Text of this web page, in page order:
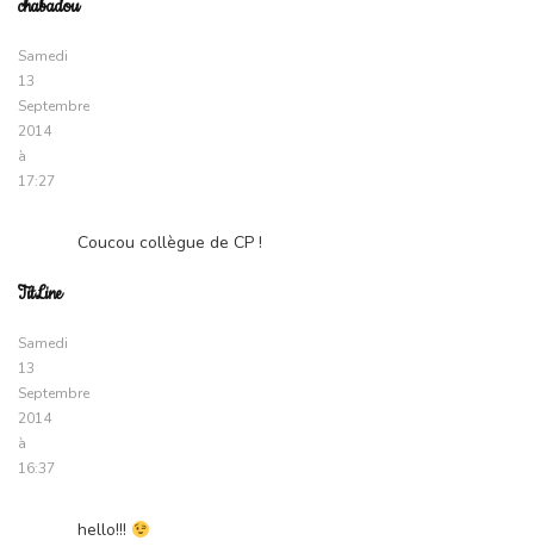
chabadou
Samedi
13
Septembre
2014
à
17:27
TitLine
Samedi
13
Septembre
2014
à
16:37
Coucou collègue de CP !
hello!!!